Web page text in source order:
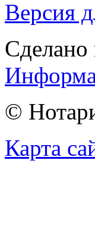
Версия
Сделано
©
Карта